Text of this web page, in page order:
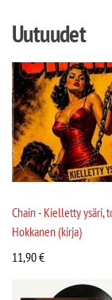
Uutuudet
Chain - Kielletty ysäri,
Hokkanen (kirja)
11,90€